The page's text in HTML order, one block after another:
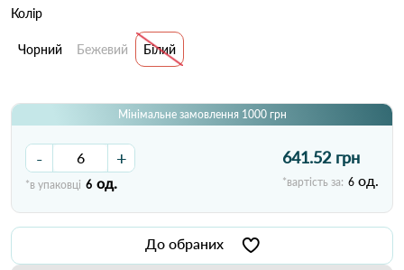
Колір
Чорний Бежевий Білий
Мінімальне замовлення 1000 грн
- +
*в упаковці 6 од.
641.52 грн
*вартість за: 6 од.
До обраних